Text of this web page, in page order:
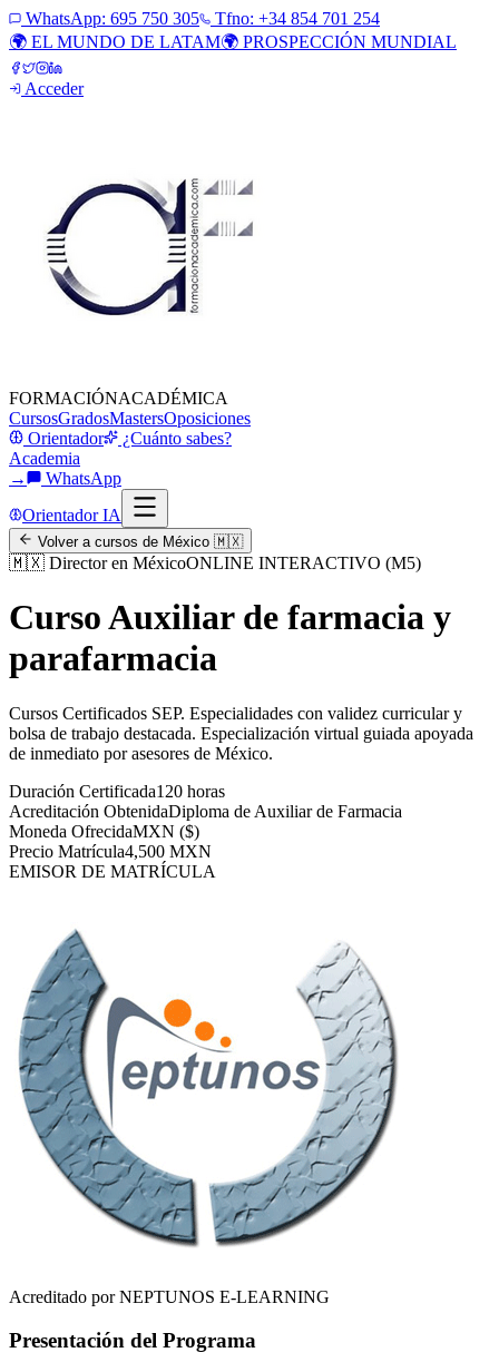
WhatsApp: 695 750 305
Tfno: +34 854 701 254
🌍 EL MUNDO DE LATAM🌍 PROSPECCIÓN MUNDIAL
Acceder
FORMACIÓNACADÉMICA
CursosGradosMastersOposiciones
Orientador
¿Cuánto sabes?
Academia
→
WhatsApp
Orientador IA
Volver a cursos de México 🇲🇽
🇲🇽 Director en MéxicoONLINE INTERACTIVO (M5)
Curso Auxiliar de farmacia y
parafarmacia
Cursos Certificados SEP. Especialidades con validez curricular y
bolsa de trabajo destacada. Especialización virtual guiada apoyada
de inmediato por asesores de México.
Duración Certificada120 horas
Acreditación ObtenidaDiploma de Auxiliar de Farmacia
Moneda OfrecidaMXN ($)
Precio Matrícula4,500 MXN
EMISOR DE MATRÍCULA
Acreditado por NEPTUNOS E-LEARNING
Presentación del Programa